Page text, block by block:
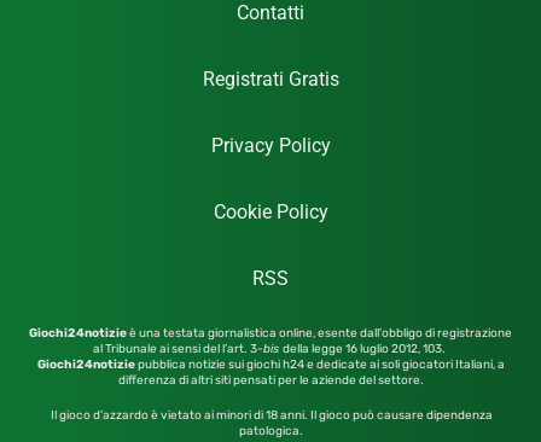
Contatti
Registrati Gratis
Privacy Policy
Cookie Policy
RSS
Giochi24notizieè una testata giornalistica online, esente dall’obbligo di registrazione
al Tribunale ai sensi del l’art. 3-bis della legge 16 luglio 2012,103.
Giochi24notiziepubblica notizie sui giochi h24 e dedicate ai soli giocatori Italiani, a
differenza di altri siti pensati per le aziende del settore.
Il gioco d’azzardo è vietato ai minori di 18 anni. Il gioco può causare dipendenza
patologica.